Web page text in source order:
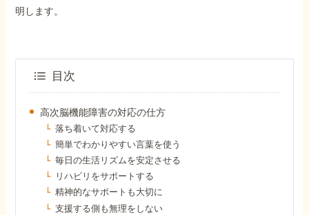
障害年金の金額
障害年金コラム
お知らせ
明します。
目次
高次脳機能障害の対応の仕方
落ち着いて対応する
簡単でわかりやすい言葉を使う
毎日の生活リズムを安定させる
リハビリをサポートする
精神的なサポートも大切に
支援する側も無理をしない